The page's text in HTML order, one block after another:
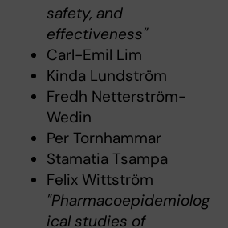
safety, and
effectiveness"
Carl-Emil Lim
Kinda Lundström
Fredh Netterström-
Wedin
Per Tornhammar
Stamatia Tsampa
Felix Wittström
"Pharmacoepidemiolog
ical studies of